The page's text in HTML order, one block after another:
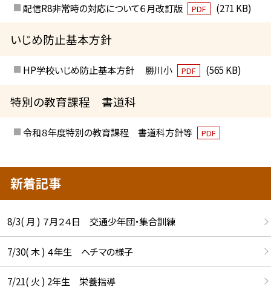
配信R8非常時の対応について６月改訂版 PDF (271 KB)
いじめ防止基本方針
HP学校いじめ防止基本方針 勝川小 PDF (565 KB)
特別の教育課程 書道科
令和８年度特別の教育課程 書道科方針等 PDF
新着記事
8/3( 月 ) ７月２４日 交通少年団・集合訓練
7/30( 木 ) ４年生 ヘチマの様子
7/21( 火 ) 2年生 栄養指導